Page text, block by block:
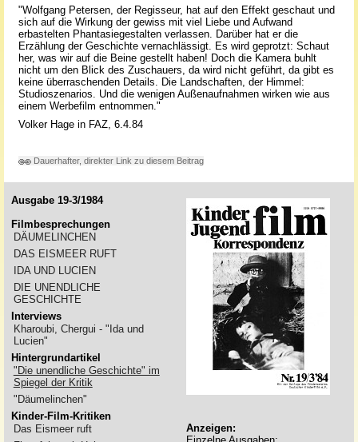
"Wolfgang Petersen, der Regisseur, hat auf den Effekt geschaut und
sich auf die Wirkung der gewiss mit viel Liebe und Aufwand
erbastelten Phantasiegestalten verlassen. Darüber hat er die
Erzählung der Geschichte vernachlässigt. Es wird geprotzt: Schaut
her, was wir auf die Beine gestellt haben! Doch die Kamera buhlt
nicht um den Blick des Zuschauers, da wird nicht geführt, da gibt es
keine überraschenden Details. Die Landschaften, der Himmel:
Studioszenarios.
Und die wenigen Außenaufnahmen wirken wie aus
einem Werbefilm entnommen."
Volker Hage in FAZ, 6.4.84
Dauerhafter, direkter Link zu diesem Beitrag
Ausgabe 19-3/1984
Filmbesprechungen
DÄUMELINCHEN
DAS EISMEER RUFT
IDA UND LUCIEN
DIE UNENDLICHE
GESCHICHTE
Interviews
Kharoubi, Chergui - "Ida und
Lucien"
Hintergrundartikel
"Die unendliche Geschichte" im
Spiegel der Kritik
"Däumelinchen"
Kinder-Film-Kritiken
Das Eismeer ruft
Anzeigen: